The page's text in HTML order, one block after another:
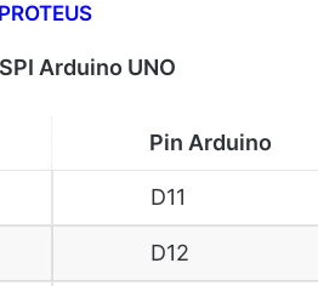
Arduino UNO
Pin Arduino
D11
D12